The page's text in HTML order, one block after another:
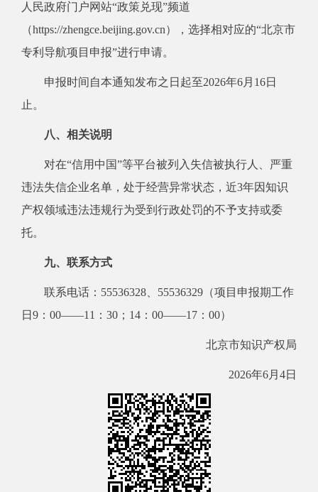
人民政府门户网站“政策兑现”频道
（https://zhengce.beijing.gov.cn），选择相对应的“北京市
专利导航项目申报”进行申请。
申报时间自本通知发布之日起至2026年6月16日
止。
八、相关说明
对在“信用中国”等平台被列入失信被执行人、严重
违法失信企业名单，处于经营异常状态，近3年因知识
产权领域违法违规行为受到行政处罚的不予支持或委
托。
九、联系方式
联系电话：55536328、55536329（项目申报期工作
日9：00——11：30；14：00——17：00）
北京市知识产权局
2026年6月4日